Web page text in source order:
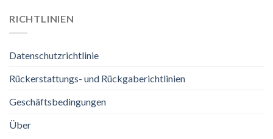
RICHTLINIEN
Datenschutzrichtlinie
Rückerstattungs- und Rückgaberichtlinien
Geschäftsbedingungen
Über